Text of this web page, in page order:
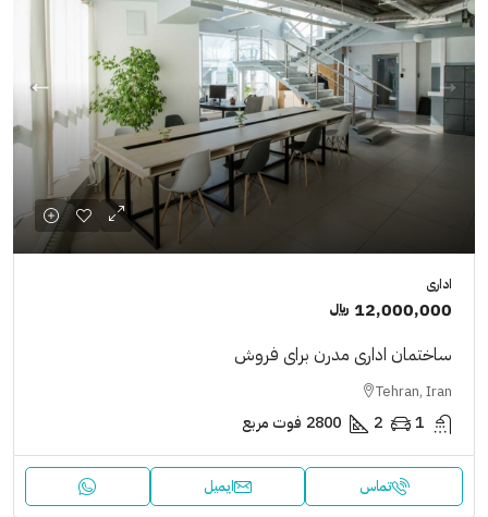
اداری
12,000,000 ﷼
ساختمان اداری مدرن برای فروش
Tehran, Iran
1
2
2800 فوت مربع
تماس ایمیل